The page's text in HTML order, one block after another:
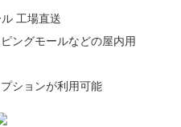
工場直送
ングモールなどの屋内用
ションが利用可能